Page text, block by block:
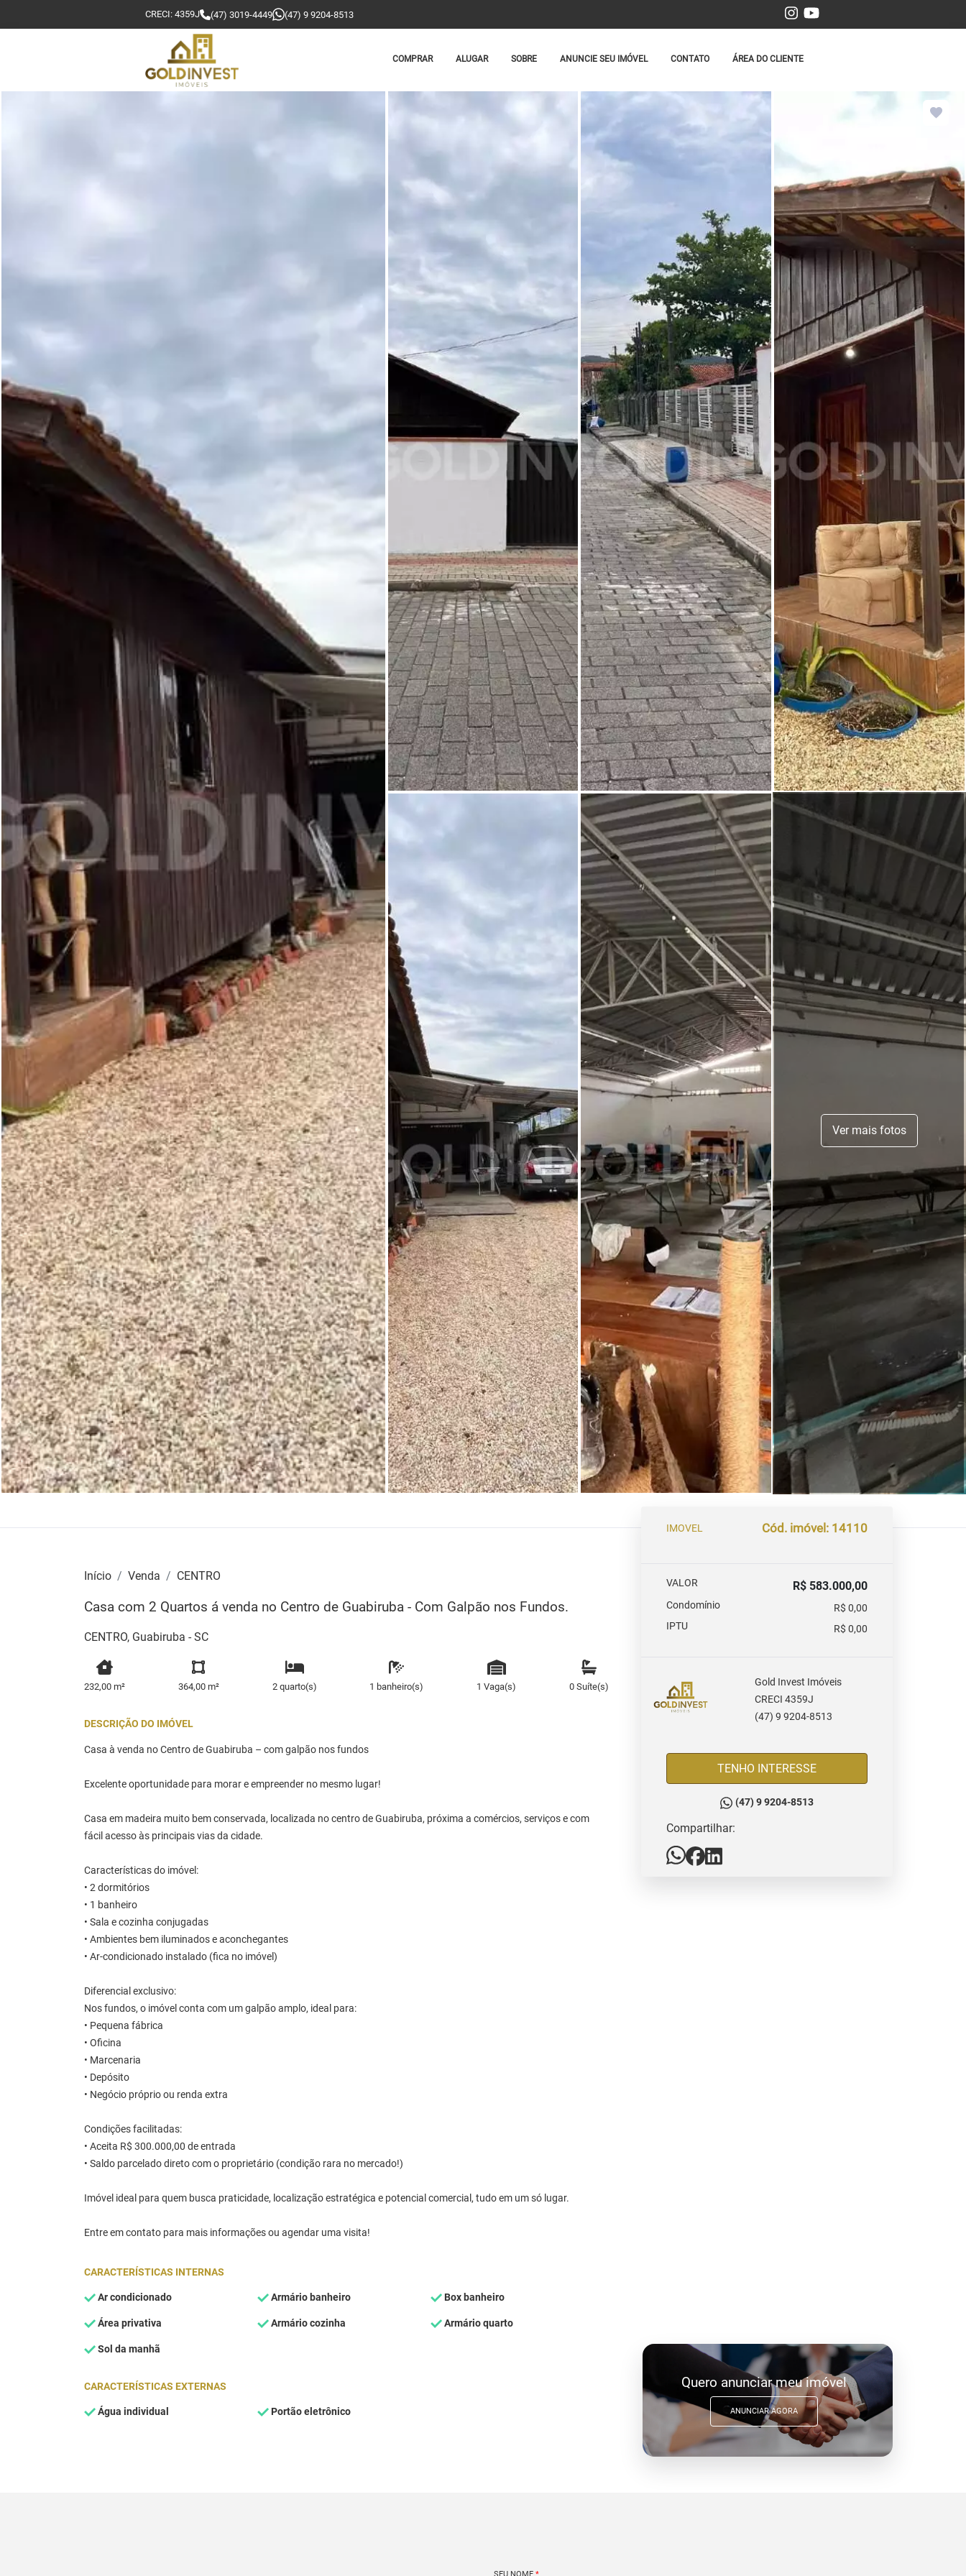
CRECI: 4359J (47) 3019-4449 (47) 9 9204-8513
COMPRAR ALUGAR SOBRE ANUNCIE SEU IMÓVEL CONTATO ÁREA DO CLIENTE
Ver mais fotos
Início Venda CENTRO
Casa com 2 Quartos á venda no Centro de Guabiruba - Com Galpão nos Fundos.
CENTRO, Guabiruba - SC
232,00 m² 364,00 m² 2 quarto(s) 1 banheiro(s) 1 Vaga(s) 0 Suíte(s)
DESCRIÇÃO DO IMÓVEL
Casa à venda no Centro de Guabiruba – com galpão nos fundos
Excelente oportunidade para morar e empreender no mesmo lugar!
Casa em madeira muito bem conservada, localizada no centro de Guabiruba, próxima a comércios, serviços e com
fácil acesso às principais vias da cidade.
Características do imóvel:
• 2 dormitórios
• 1 banheiro
• Sala e cozinha conjugadas
• Ambientes bem iluminados e aconchegantes
• Ar-condicionado instalado (fica no imóvel)
Diferencial exclusivo:
Nos fundos, o imóvel conta com um galpão amplo, ideal para:
• Pequena fábrica
• Oficina
• Marcenaria
• Depósito
• Negócio próprio ou renda extra
Condições facilitadas:
• Aceita R$ 300.000,00 de entrada
• Saldo parcelado direto com o proprietário (condição rara no mercado!)
Imóvel ideal para quem busca praticidade, localização estratégica e potencial comercial, tudo em um só lugar.
Entre em contato para mais informações ou agendar uma visita!
CARACTERÍSTICAS INTERNAS
Ar condicionado Armário banheiro Box banheiro
Área privativa Armário cozinha Armário quarto
Sol da manhã
CARACTERÍSTICAS EXTERNAS
Água individual Portão eletrônico
IMOVEL Cód. imóvel: 14110
VALOR R$ 583.000,00
Condomínio
R$ 0,00
IPTU
R$ 0,00
Gold Invest Imóveis
CRECI 4359J
(47) 9 9204-8513
TENHO INTERESSE
(47) 9 9204-8513
Compartilhar:
Quero anunciar meu imóvel
ANUNCIAR AGORA
SEU NOME *